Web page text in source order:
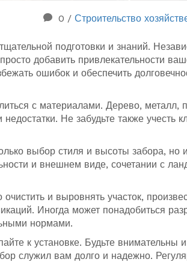
0 / Строительство
подготовки и знаний.
добавить привлекательности
ошибок и обеспечить
с материалами. Дерево, металл,
Не забудьте также учесть
выбор стиля и высоты забора, но
и внешнем виде, сочетании с
и выровнять участок,
Иногда может понадобиться
нормами.
к установке. Будьте внимательны и
служил вам долго и надежно.